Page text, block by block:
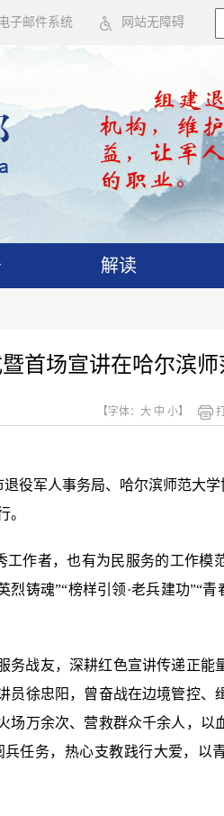
电子邮件系统 网站无障碍
解读
首场宣讲在哈尔滨
【字体： 大 中 小】
役军人事务局、哈尔滨师范大学
。
作者，也有为民服务的工作模
铸魂”“榜样引领·老兵建功”“青
务战友，深耕红色宣讲传递正能
员徐忠阳，曾奋战在边境管控、
万余次、营救群众千余人，以
任务，热心支教践行大爱，以